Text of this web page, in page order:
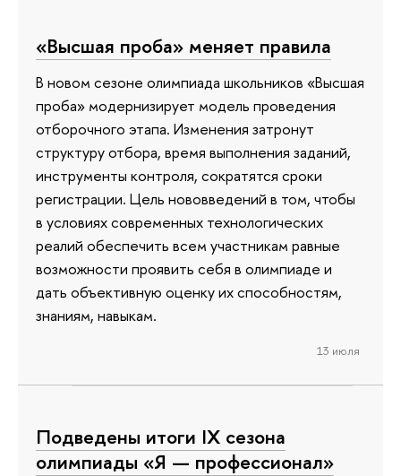
«Высшая проба» меняет правила
В новом сезоне олимпиада школьников «Высшая
проба» модернизирует модель проведения
отборочного этапа. Изменения затронут
структуру отбора, время выполнения заданий,
инструменты контроля, сократятся сроки
регистрации. Цель нововведений в том, чтобы
в условиях современных технологических
реалий обеспечить всем участникам равные
возможности проявить себя в олимпиаде и
дать объективную оценку их способностям,
знаниям, навыкам.
13 июля
Подведены итоги IX сезона
олимпиады «Я — профессионал»